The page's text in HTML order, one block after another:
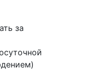
за